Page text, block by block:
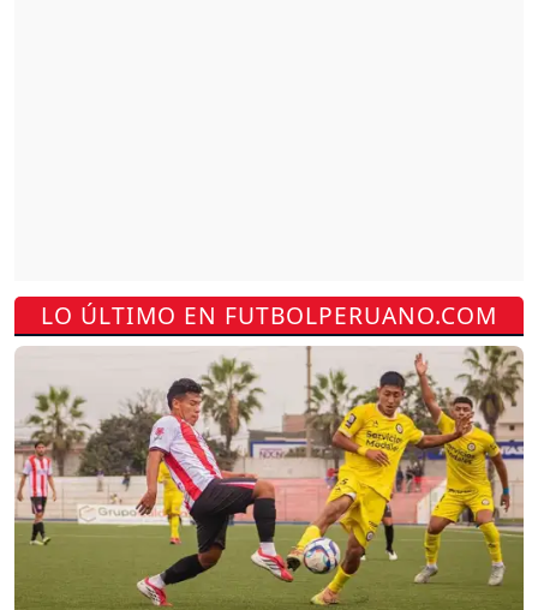
LO ÚLTIMO EN FUTBOLPERUANO.COM